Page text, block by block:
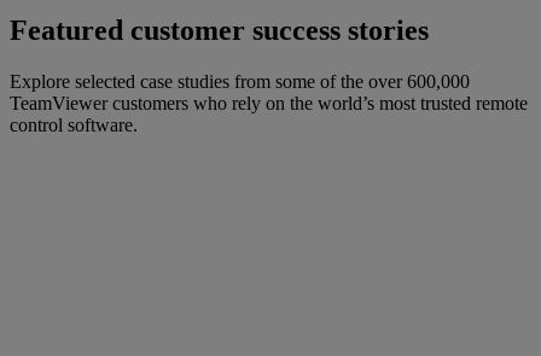
Featured customer success stories
Explore selected case studies from some of the over 600,000
TeamViewer customers who rely on the world’s most trusted remote
control software.